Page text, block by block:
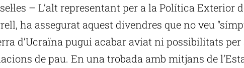
– L’alt representant per a la Política Exterior
ha assegurat aquest divendres que no veu
d’Ucraïna pugui acabar aviat ni possibilitats per
de pau. En una trobada amb mitjans de